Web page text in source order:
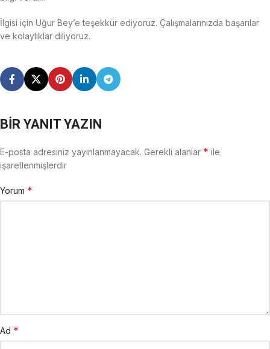
İlgisi için Uğur Bey’e teşekkür ediyoruz. Çalışmalarınızda başarılar
ve kolaylıklar diliyoruz.
BIR YANIT YAZIN
E-posta adresiniz yayınlanmayacak. Gerekli alanlar * ile
işaretlenmişlerdir
Yorum *
Ad *